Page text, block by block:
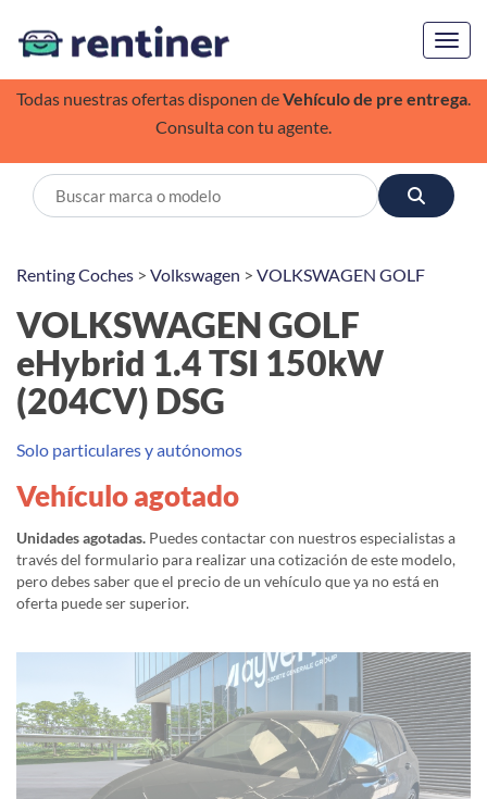
Todas nuestras ofertas disponen deVehículo de pre entrega.
Consulta con tu agente.
Renting Coches > Volkswagen > VOLKSWAGEN GOLF
VOLKSWAGEN GOLF
eHybrid 1.4 TSI 150kW
(204CV) DSG
Solo particulares y autónomos
Vehículo agotado
Unidades agotadas. Puedes contactar con nuestros especialistas a
través del formulario para realizar una cotización de este modelo,
pero debes saber que el precio de un vehículo que ya no está en
oferta puede ser superior.